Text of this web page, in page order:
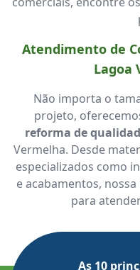
Atendimento de
Lagoa
Não importa o
projeto,
reforma de
Vermelha. Desde
especializados como
e acabamentos,
para
As 10